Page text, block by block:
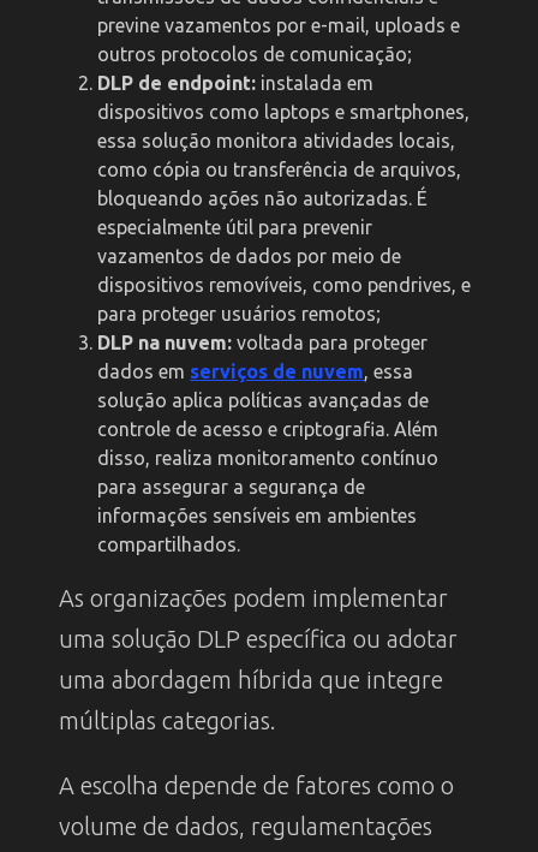
previne vazamentos por e-mail, uploads e
outros protocolos de comunicação;
DLP de endpoint: instalada em
dispositivos como laptops e smartphones,
essa solução monitora atividades locais,
como cópia ou transferência de arquivos,
bloqueando ações não autorizadas. É
especialmente útil para prevenir
vazamentos de dados por meio de
dispositivos removíveis, como pendrives, e
para proteger usuários remotos;
DLP na nuvem:voltada para proteger
dados em serviços de nuvem, essa
solução aplica políticas avançadas de
controle de acesso e criptografia. Além
disso, realiza monitoramento contínuo
para assegurar a segurança de
informações sensíveis em ambientes
compartilhados.
As organizações podem implementar
uma solução DLP específica ou adotar
uma abordagem híbrida que integre
múltiplas categorias.
A escolha depende de fatores como o
volume de dados, regulamentações